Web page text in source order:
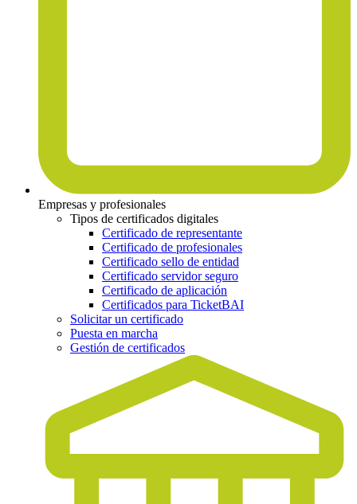
Empresas y profesionales
Tipos de certificados digitales
Certificado de representante
Certificado de profesionales
Certificado sello de entidad
Certificado servidor seguro
Certificado de aplicación
Certificados para TicketBAI
Solicitar un certificado
Puesta en marcha
Gestión de certificados